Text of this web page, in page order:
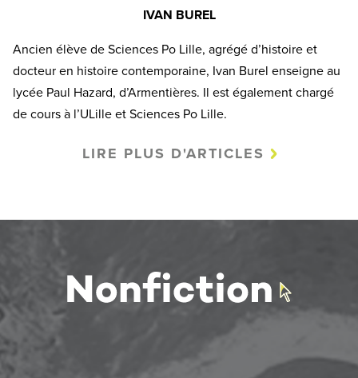
IVAN BUREL
Ancien élève de Sciences Po Lille, agrégé d’histoire et
docteur en histoire contemporaine, Ivan Burel enseigne au
lycée Paul Hazard, d’Armentières. Il est également chargé
de cours à l’ULille et Sciences Po Lille.
LIRE PLUS D'ARTICLES